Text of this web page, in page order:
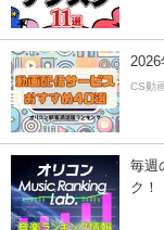
2026
CS動
毎週
ク！